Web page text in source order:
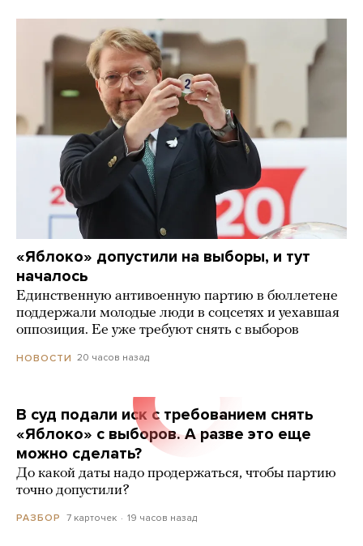
«Яблоко» допустили на выборы, и тут
началось
Единственную антивоенную партию в бюллетене
поддержали молодые люди в соцсетях и уехавшая
оппозиция. Ее уже требуют снять с выборов
НОВОСТИ 20 часов назад
В суд подали иск с требованием снять
«Яблоко» с выборов. А разве это еще
можно сделать?
До какой даты надо продержаться, чтобы партию
точно допустили?
РАЗБОР 7 карточек 19 часов назад